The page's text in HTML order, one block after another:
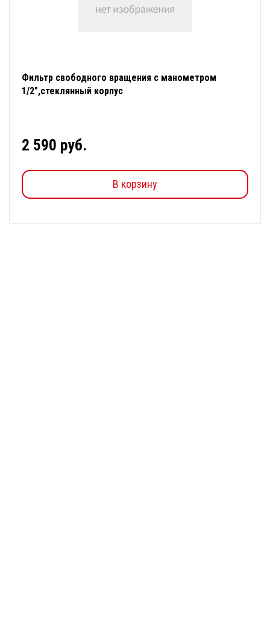
Фильтр свободного вращения с манометром
1/2",стеклянный корпус
2 590 руб.
В корзину